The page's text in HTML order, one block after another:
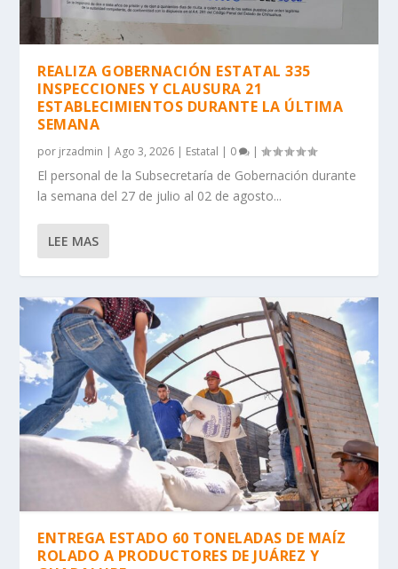
REALIZA GOBERNACIÓN ESTATAL 335
INSPECCIONES Y CLAUSURA 21
ESTABLECIMIENTOS DURANTE LA ÚLTIMA
SEMANA
por jrzadmin |Ago 3, 2026 | Estatal | 0 |
El personal de la Subsecretaría de Gobernación durante
la semana del 27 de julio al 02 de agosto...
LEE MAS
ENTREGA ESTADO 60 TONELADAS DE MAÍZ
ROLADO A PRODUCTORES DE JUÁREZ Y